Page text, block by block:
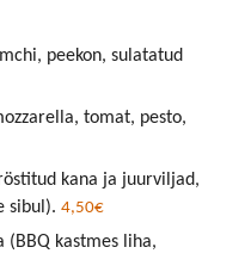
peekon, sulatatud
tomat, pesto,
kana ja juurviljad,
sibul). 4,50€
kastmes liha,